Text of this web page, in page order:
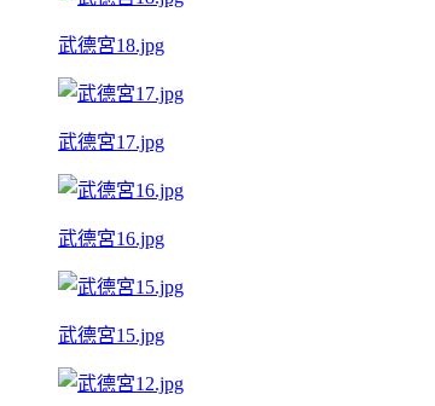
武德宮18.jpg
武德宮17.jpg
武德宮16.jpg
武德宮15.jpg